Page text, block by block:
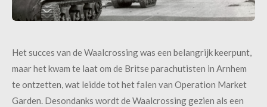
Het succes van de Waalcrossing was een belangrijk keerpunt,
maar het kwam te laat om de Britse parachutisten in Arnhem
te ontzetten, wat leidde tot het falen van Operation Market
Garden. Desondanks wordt de Waalcrossing gezien als een